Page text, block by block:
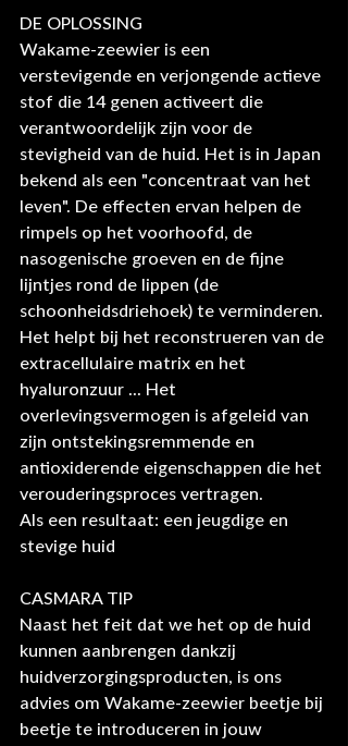
DE OPLOSSING
Wakame-zeewier is een
verstevigende en verjongende actieve
stof die 14 genen activeert die
verantwoordelijk zijn voor de
stevigheid van de huid. Het is in Japan
bekend als een "concentraat van het
leven". De effecten ervan helpen de
rimpels op het voorhoofd, de
nasogenische groeven en de fijne
lijntjes rond de lippen (de
schoonheidsdriehoek) te verminderen.
Het helpt bij het reconstrueren van de
extracellulaire matrix en het
hyaluronzuur ... Het
overlevingsvermogen is afgeleid van
zijn ontstekingsremmende en
antioxiderende eigenschappen die het
verouderingsproces vertragen.
Als een resultaat: een jeugdige en
stevige huid
CASMARA TIP
Naast het feit dat we het op de huid
kunnen aanbrengen dankzij
huidverzorgingsproducten, is ons
advies om Wakame-zeewier beetje bij
beetje te introduceren in jouw